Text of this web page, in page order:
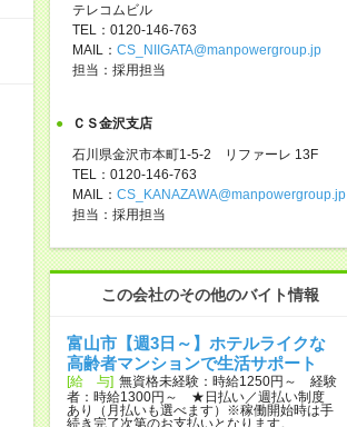
テレコムビル
TEL：0120-146-763
MAIL： CS_NIIGATA@manpowergroup.jp
担当：採⽤担当
ＣＳ金沢支店
石川県金沢市本町1-5-2 リファーレ 13F
TEL：0120-146-763
MAIL： CS_KANAZAWA@manpowergroup.jp
担当：採用担当
この会社のその他のバイト情報
富山市【週3日～】ホテルライクな
高齢者マンションで生活サポート
[給 与] 無資格未経験：時給1250円～ 経験
者：時給1300円～ ★日払い／週払い制度
あり（月払いも選べます）※稼働開始時は手
続き完了次第のお支払いとなります。